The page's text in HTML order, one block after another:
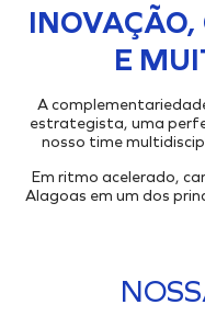
Endereços
Nossos Ativos
INFRAESTRUTURA
TAMAC (MAC11A)
Portal do Cliente
Projetos Incentivados
Pesquisa,
Transição Energética
Segurança
E
A
estrategista, uma
nosso time
Em ritmo acelerado,
Alagoas em um dos